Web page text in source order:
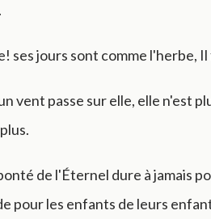
ses jours sont comme l'herbe,
vent passe sur elle, elle n'est
de l'Éternel dure à jamais
pour les enfants de leurs